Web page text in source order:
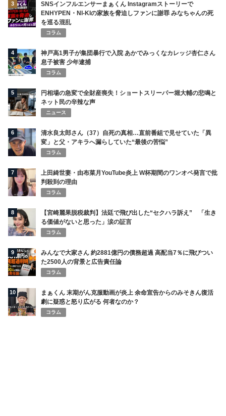
3
SNSインフルエンサーまぁくん Instagramストーリーで
ENHYPEN・NI-KIの家族を脅迫しファンに謝罪 みなちゃんの死
を巡る混乱
コラム
4
神戸高1男子が集団暴行で入院 あかでみっくなカレッジ杏仁さん
息子被害 少年逮捕
コラム
5
円相場の急変で全財産喪失！ショートスリーパー堀大輔の悲鳴と
ネット民の辛辣な声
ニュース
6
清水良太郎さん（37）自死の真相…直前番組で見せていた「異
変」と父・アキラへ漏らしていた“最後の苦悩”
コラム
7
上田綺世妻・由布菜月YouTube炎上 W杯期間のワンオペ発言で批
判殺到の理由
コラム
8
【宮崎麗果脱税裁判】法廷で飛び出した“セクハラ訴え” 「生き
る価値がないと思った」涙の証言
コラム
9
みんなで大家さん 約2881億円の債務超過 高配当7％に飛びつい
た2500人の背景と広告責任論
コラム
10
まぁくん 末期がん克服動画が炎上 余命宣告からのみそきん復活
劇に疑惑と怒り広がる 何者なのか？
コラム